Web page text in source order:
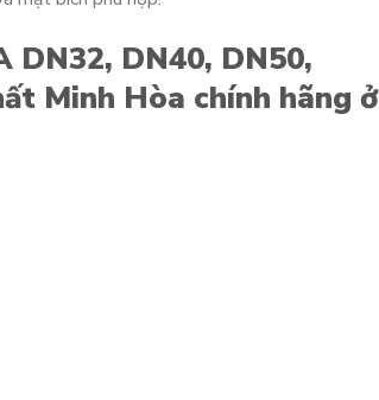
DN32, DN40, DN50,
Minh Hòa chính hãng ở